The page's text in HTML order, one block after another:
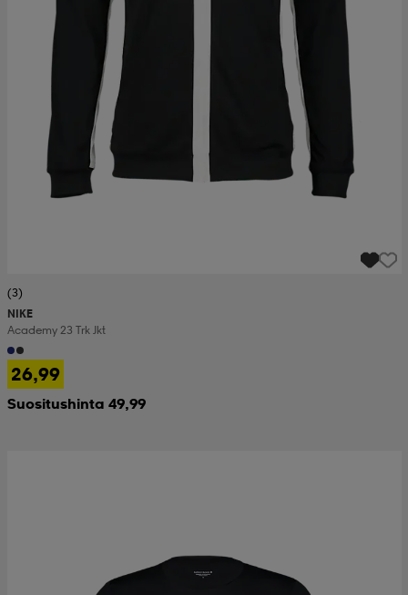
(3)
NIKE
Academy 23 Trk Jkt
26,99
Suositushinta 49,99